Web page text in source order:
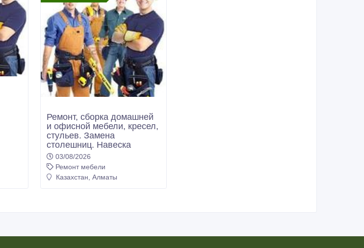
Ремонт, сборка домашней
и офисной мебели, кресел,
стульев. Замена
столешниц. Навеска
гардин, карнизов.
03/08/2026
Ремонт мебели
Казахстан, Алматы